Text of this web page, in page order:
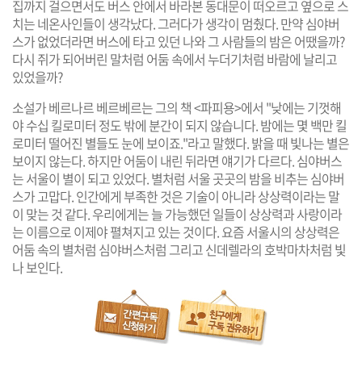
집까지 걸으면서도 버스 안에서 바라본 동대문이 떠오르고 옆으로 스
치는 네온사인들이 생각났다. 그러다가 생각이 멈췄다. 만약 심야버
스가 없었더라면 버스에 타고 있던 나와 그 사람들의 밤은 어땠을까?
다시 쥐가 되어버린 말처럼 어둠 속에서 누더기처럼 바람에 날리고
있었을까?
소설가 베르나르 베르베르는 그의 책 <파피용>에서 "낮에는 기껏해
야 수십 킬로미터 정도 밖에 분간이 되지 않습니다. 밤에는 몇 백만 킬
로미터 떨어진 별들도 눈에 보이죠."라고 말했다. 밝을 때 빛나는 별은
보이지 않는다. 하지만 어둠이 내린 뒤라면 얘기가 다르다. 심야버스
는 서울이 별이 되고 있었다. 별처럼 서울 곳곳의 밤을 비추는 심야버
스가 고맙다. 인간에게 부족한 것은 기술이 아니라 상상력이라는 말
이 맞는 것 같다. 우리에게는 늘 가능했던 일들이 상상력과 사랑이라
는 이름으로 이제야 펼쳐지고 있는 것이다. 요즘 서울시의 상상력은
어둠 속의 별처럼 심야버스처럼 그리고 신데렐라의 호박마차처럼 빛
나 보인다.